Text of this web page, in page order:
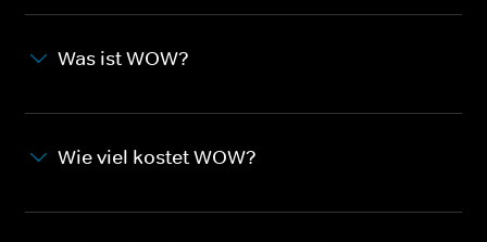
Was ist WOW?
Wie viel kostet WOW?